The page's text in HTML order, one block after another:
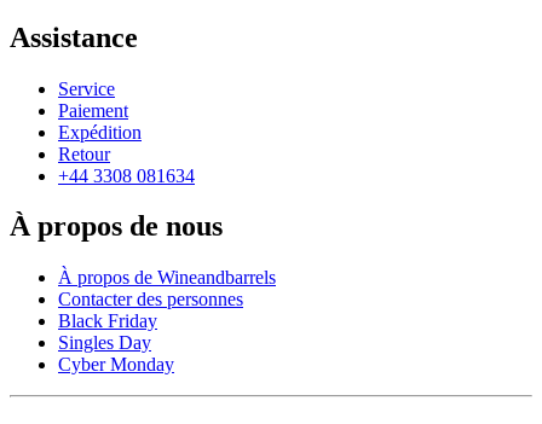
Assistance
Service
Paiement
Expédition
Retour
+44 3308 081634
À propos de nous
À propos de Wineandbarrels
Contacter des personnes
Black Friday
Singles Day
Cyber Monday